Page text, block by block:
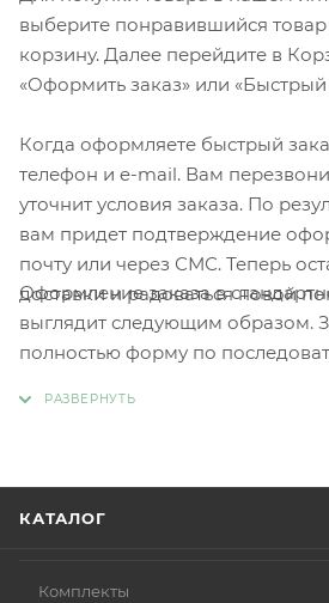
выберите понравившийся товар
корзину. Далее перейдите в
«Оформить заказ» или «Быстрый
Когда оформляете быстрый
телефон и e-mail. Вам
уточнит условия заказа. По
вам придет подтверждение
почту или через СМС. Теперь
доставки и радоваться новой
Оформление заказа в
выглядит следующим образом.
полностью форму по
КАТАЛОГ
Комплекты